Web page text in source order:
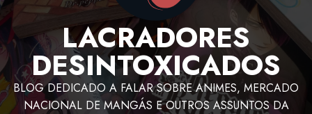
LACRADORES
DESINTOXICADOS
BLOG DEDICADO A FALAR SOBRE ANIMES, MERCADO
NACIONAL DE MANGÁS E OUTROS ASSUNTOS DA